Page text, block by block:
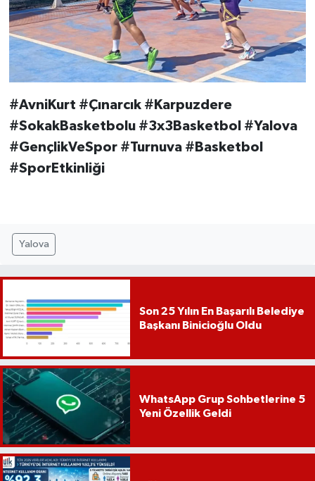
#AvniKurt #Çınarcık #Karpuzdere
#SokakBasketbolu #3x3Basketbol #Yalova
#GençlikVeSpor #Turnuva #Basketbol
#SporEtkinliği
Yalova
Son 25 Yılın En Başarılı Belediye
Başkanı Binicioğlu Oldu
WhatsApp Grup Sohbetlerine 5
Yeni Özellik Geldi